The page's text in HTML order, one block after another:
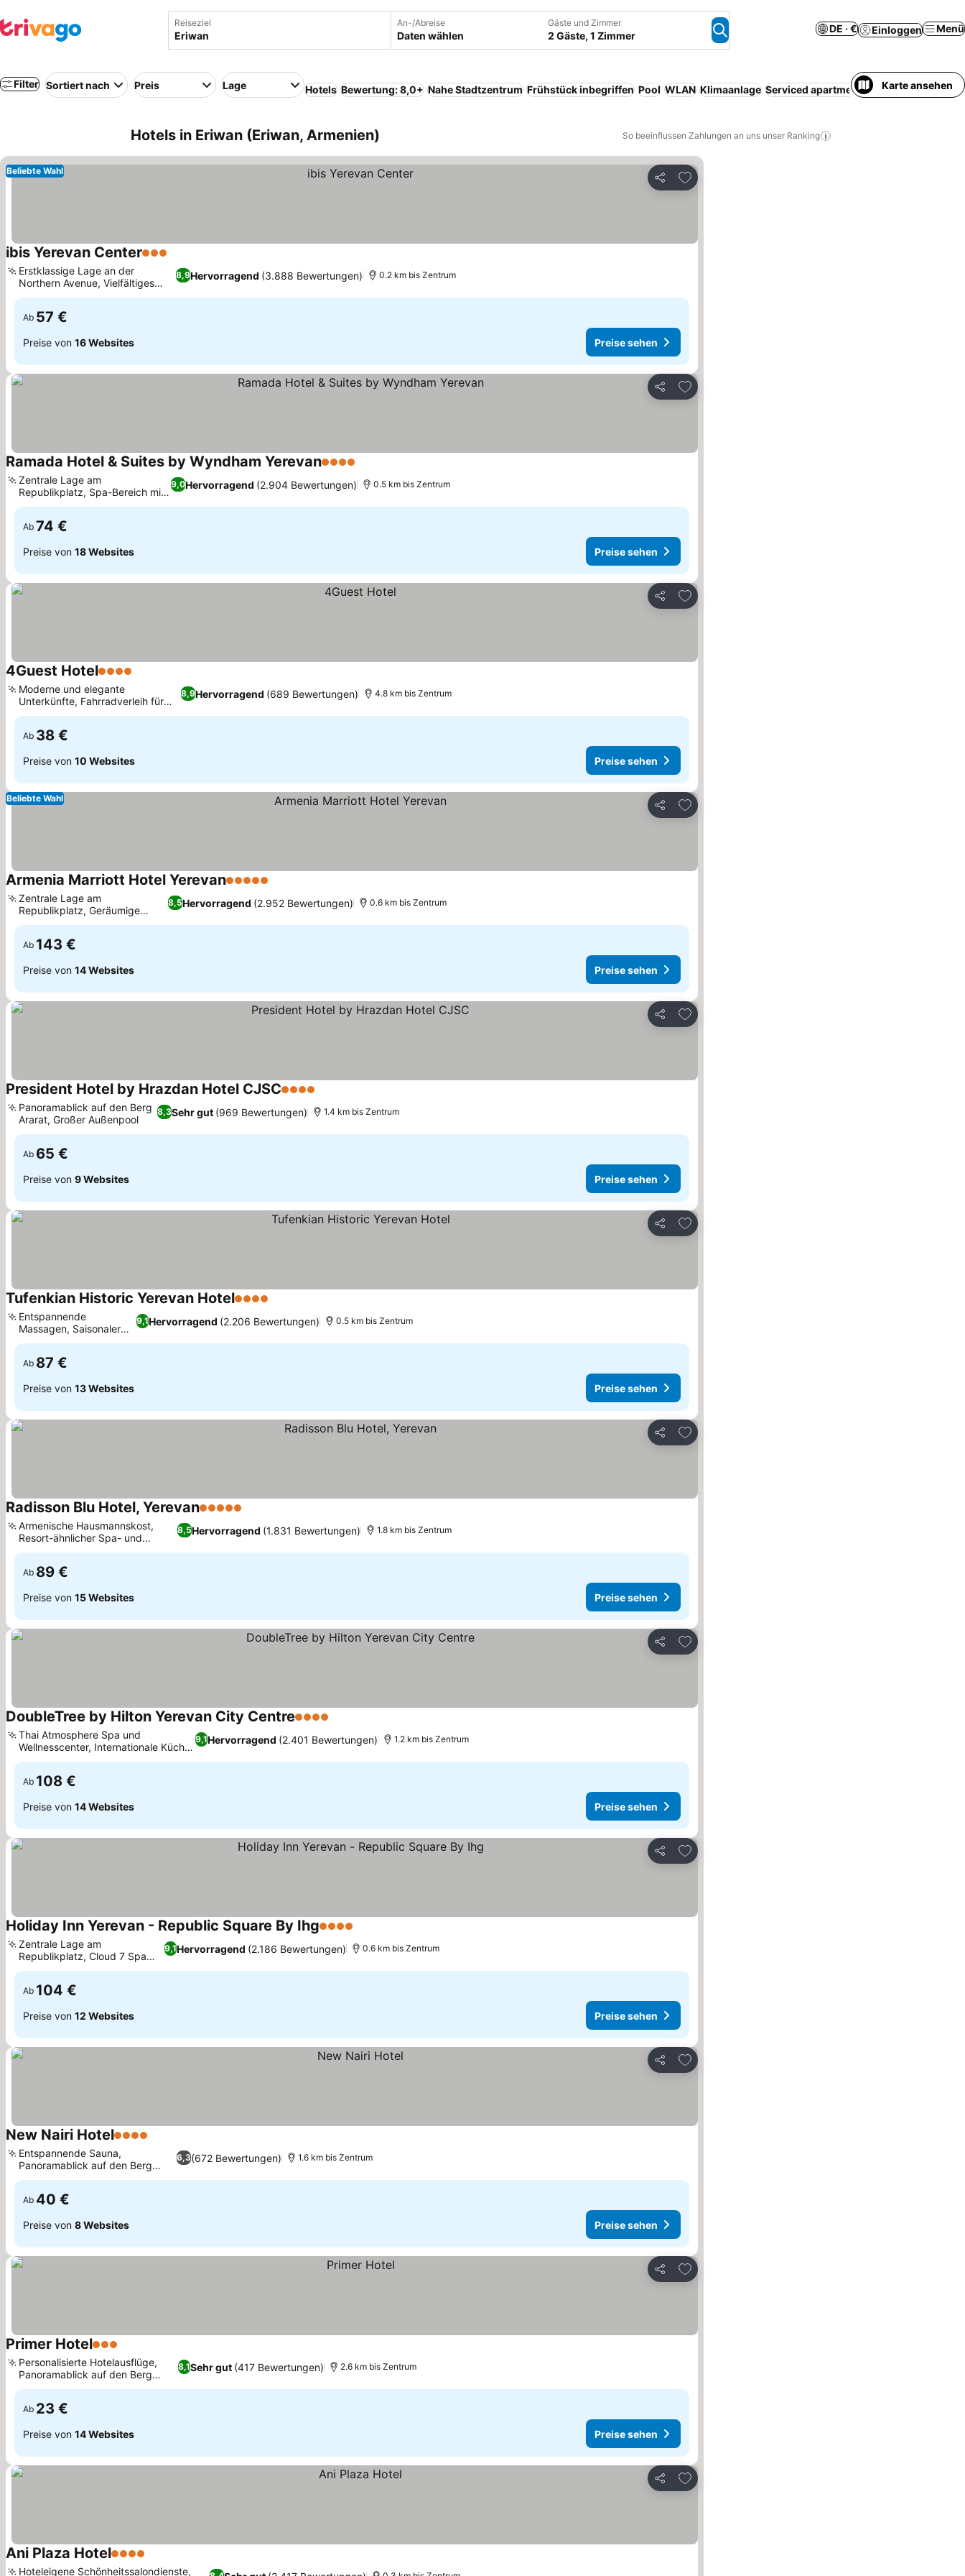
Reiseziel An-/Abreise
Daten wählen
Gäste und Zimmer
2 Gäste, 1 Zimmer
DE · € Einloggen Menü
Filter Sortiert nach Preis Lage Hotels Bewertung: 8,0+ Nahe Stadtzentrum Frühstück inbegriffen Pool WLAN Klimaanlage Serviced apartment Resort Kostenlose
Karte ansehen
Hotels in Eriwan (Eriwan, Armenien) So beeinflussen Zahlungen an uns unser Ranking
Teilen
Zu Favoriten hinzufügen
Beliebte Wahl
ibis Yerevan Center3 Sterne
8,9Hervorragend (3.888 Bewertungen)
Erstklassige Lage an der
Northern Avenue, Vielfältiges
Frühstücksbuffet
0.2 km bis Zentrum
Ab 57 €
Preise von 16 Websites Preise sehen
Teilen
Zu Favoriten hinzufügen
Ramada Hotel & Suites by Wyndham Yerevan4 Sterne
9,0Hervorragend (2.904 Bewertungen)
Zentrale Lage am
Republikplatz, Spa-Bereich mit
Sauna und Hamam
0.5 km bis Zentrum
Ab 74 €
Preise von 18 Websites Preise sehen
Teilen
Zu Favoriten hinzufügen
4Guest Hotel4 Sterne
8,9Hervorragend (689 Bewertungen)
Moderne und elegante
Unterkünfte, Fahrradverleih für
Erkundungstouren
4.8 km bis Zentrum
Ab 38 €
Preise von 10 Websites Preise sehen
Teilen
Zu Favoriten hinzufügen
Beliebte Wahl
Armenia Marriott Hotel Yerevan5 Sterne
8,5Hervorragend (2.952 Bewertungen)
Zentrale Lage am
Republikplatz, Geräumige
Zimmer mit Stadtblick
0.6 km bis Zentrum
Ab 143 €
Preise von 14 Websites Preise sehen
Teilen
Zu Favoriten hinzufügen
President Hotel by Hrazdan Hotel CJSC4 Sterne
8,3Sehr gut (969 Bewertungen)
Panoramablick auf den Berg
Ararat, Großer Außenpool
1.4 km bis Zentrum
Ab 65 €
Preise von 9 Websites Preise sehen
Teilen
Zu Favoriten hinzufügen
Tufenkian Historic Yerevan Hotel4 Sterne
9,1Hervorragend (2.206 Bewertungen)
Entspannende
Massagen, Saisonaler
Außenpool
0.5 km bis Zentrum
Ab 87 €
Preise von 13 Websites Preise sehen
Teilen
Zu Favoriten hinzufügen
Radisson Blu Hotel, Yerevan5 Sterne
8,5Hervorragend (1.831 Bewertungen)
Armenische Hausmannskost,
Resort-ähnlicher Spa- und
Wellnessbereich
1.8 km bis Zentrum
Ab 89 €
Preise von 15 Websites Preise sehen
Teilen
Zu Favoriten hinzufügen
DoubleTree by Hilton Yerevan City Centre4 Sterne
9,1Hervorragend (2.401 Bewertungen)
Thai Atmosphere Spa und
Wellnesscenter, Internationale Küche
im MORA Restaurant
1.2 km bis Zentrum
Ab 108 €
Preise von 14 Websites Preise sehen
Teilen
Zu Favoriten hinzufügen
Holiday Inn Yerevan - Republic Square By Ihg4 Sterne
9,1Hervorragend (2.186 Bewertungen)
Zentrale Lage am
Republikplatz, Cloud 7 Spa
und Fitnesscenter
0.6 km bis Zentrum
Ab 104 €
Preise von 12 Websites Preise sehen
Teilen
Zu Favoriten hinzufügen
New Nairi Hotel4 Sterne
6,3(672 Bewertungen)
Entspannende Sauna,
Panoramablick auf den Berg
Ararat
1.6 km bis Zentrum
Ab 40 €
Preise von 8 Websites Preise sehen
Teilen
Zu Favoriten hinzufügen
Primer Hotel3 Sterne
8,1Sehr gut (417 Bewertungen)
Personalisierte Hotelausflüge,
Panoramablick auf den Berg
Ararat
2.6 km bis Zentrum
Ab 23 €
Preise von 14 Websites Preise sehen
Teilen
Zu Favoriten hinzufügen
Ani Plaza Hotel4 Sterne
Hoteleigene Schönheitssalondienste,